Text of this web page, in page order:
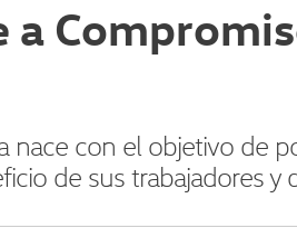
a
con el objetivo de
de sus trabajadores y